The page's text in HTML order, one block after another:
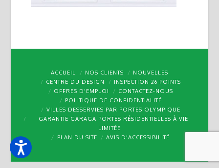
ACCUEIL NOS CLIENTS
NOUVELLES
CENTRE DU DESIGN
INSPECTION 26 POINTS
OFFRES D’EMPLOI
CONTACTEZ-NOUS
POLITIQUE DE CONFIDENTIALITÉ
VILLES DESSERVIES PAR PORTES OLYMPIQUE
GARANTIE GARAGA PORTES RÉSIDENTIELLES À VIE
LIMITÉE
PLAN DU SITE
AVIS D’ACCESSIBILITÉ